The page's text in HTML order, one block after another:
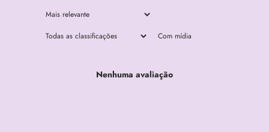
Com mídia
Nenhuma avaliação